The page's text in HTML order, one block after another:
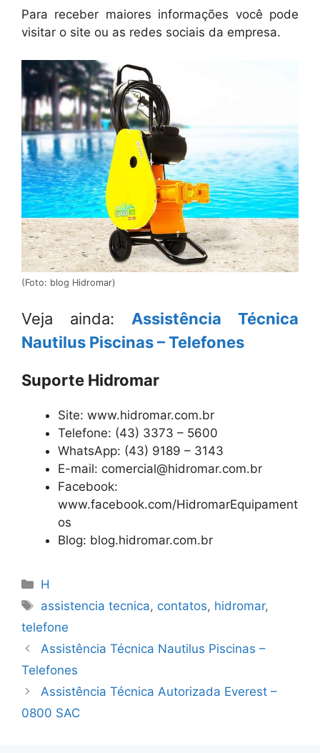
Para receber maiores informações você pode
visitar o site ou as redes sociais da empresa.
(Foto: blog Hidromar)
Veja ainda: Assistência Técnica
Nautilus Piscinas – Telefones
Suporte Hidromar
Site: www.hidromar.com.br
Telefone: (43) 3373 – 5600
WhatsApp: (43) 9189 – 3143
E-mail: comercial@hidromar.com.br
Facebook:
www.facebook.com/HidromarEquipament
os
Blog: blog.hidromar.com.br
Categorias
H
Tags
assistencia tecnica, contatos, hidromar,
telefone
Assistência Técnica Nautilus Piscinas –
Telefones
Assistência Técnica Autorizada Everest –
0800 SAC